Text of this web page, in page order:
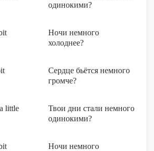
одинокими?
Ночи немного
холоднее?
Сердце бьётся немного
громче?
little
Твои дни стали немного
одинокими?
Ночи немного